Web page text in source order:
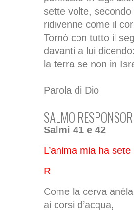
sette volte, secondo
ridivenne come il
Tornò con tutto il
davanti a lui
la terra se non in
Parola di Dio
SALMO
Salmi 41 e 42
L’anima mia ha
R
Come la cerva anèla
ai corsi d’acqua,